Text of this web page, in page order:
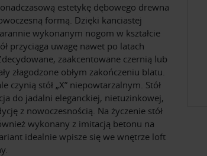
ponadczasową estetykę dębowego drewna
formą. Dzięki kanciastej
wykonanym nogom w kształcie
przyciąga uwagę nawet po latach
zaakcentowane czernią lub
złagodzone obłym zakończeniu blatu.
czynią stół „X” niepowtarzalnym. Stół
do jadalni eleganckiej, nietuzinkowej,
z nowoczesnością. Na życzenie stół
wykonany z imitacją betonu na
idealnie wpisze się we wnętrze loft